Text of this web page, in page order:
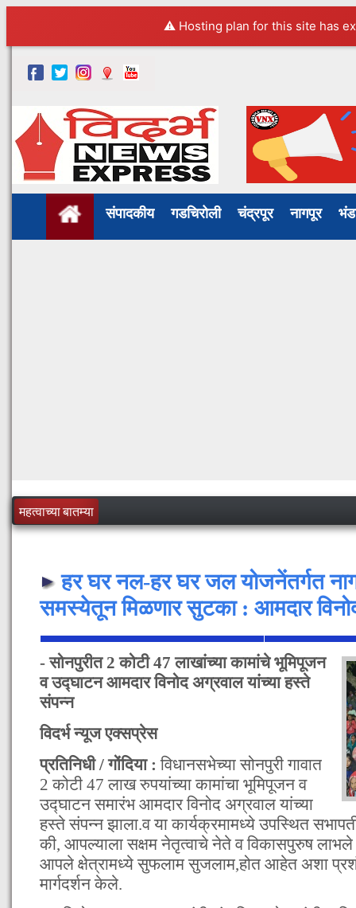
⚠️ Hosting plan for this site has
संपादकीय गडचिरोली चंद्रपूर नागपूर
महत्वाच्या बातम्या
हर घर नल-हर घर जल योजनेंतर्गत
समस्येतून मिळणार सुटका : आमदार
- सोनपुरीत 2 कोटी 47 लाखांच्या कामांचे भूमिपूजन
व उद्घाटन आमदार विनोद अग्रवाल यांच्या हस्ते
संपन्न
विदर्भ न्यूज एक्सप्रेस
प्रतिनिधी / गोंदिया :विधानसभेच्या सोनपुरी गावात
2 कोटी 47 लाख रुपयांच्या कामांचा भूमिपूजन व
उद्घाटन समारंभ आमदार विनोद अग्रवाल यांच्या
हस्ते संपन्न झाला.व या कार्यक्रमामध्ये उपस्थित
की, आपल्याला सक्षम नेतृत्वाचे नेते व विकासपुरुष लाभले
आपले क्षेत्रामध्ये सुफलाम सुजलाम,होत आहेत अशा
मार्गदर्शन केले.